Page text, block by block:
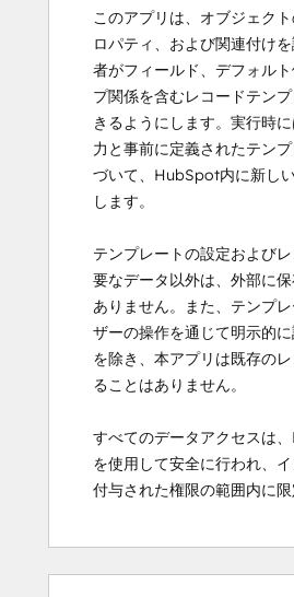
このアプリは、オブジェク
ロパティ、および関連付け
者がフィールド、デフォル
プ関係を含むレコードテン
きるようにします。実行時
力と事前に定義されたテン
づいて、HubSpot内に新し
します。
テンプレートの設定および
要なデータ以外は、外部に
ありません。また、テンプ
ザーの操作を通じて明示的
を除き、本アプリは既存の
ることはありません。
すべてのデータアクセスは
を使用して安全に行われ、
付与された権限の範囲内に限